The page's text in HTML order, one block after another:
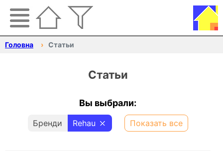
Головна Статьи
Статьи
Вы выбрали:
Бренди Rehau Показать все